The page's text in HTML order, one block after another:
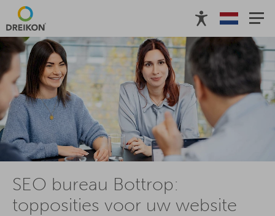
SEO bureau Bottrop:
topposities voor uw website